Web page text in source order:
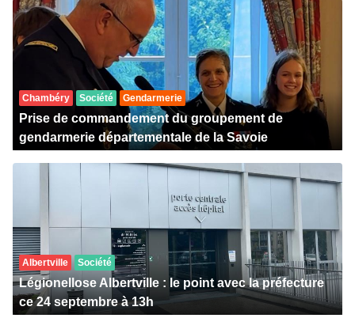
Chambéry Société Gendarmerie
Prise de commandement du groupement de
gendarmerie départementale de la Savoie
Albertville Société
Légionellose Albertville : le point avec la préfecture
ce 24 septembre à 13h